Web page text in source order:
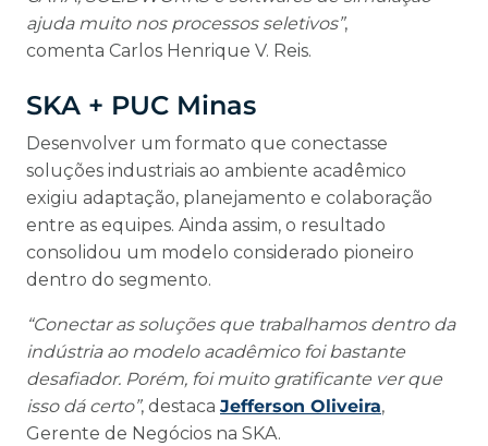
ajuda muito nos processos seletivos”,
comenta Carlos Henrique V. Reis.
SKA + PUC Minas
Desenvolver um formato que conectasse
soluções industriais ao ambiente acadêmico
exigiu adaptação, planejamento e colaboração
entre as equipes. Ainda assim, o resultado
consolidou um modelo considerado pioneiro
dentro do segmento.
“Conectar as soluções que trabalhamos dentro da
indústria ao modelo acadêmico foi bastante
desafiador. Porém, foi muito gratificante ver que
isso dá certo”, destaca Jefferson Oliveira,
Gerente de Negócios na SKA.